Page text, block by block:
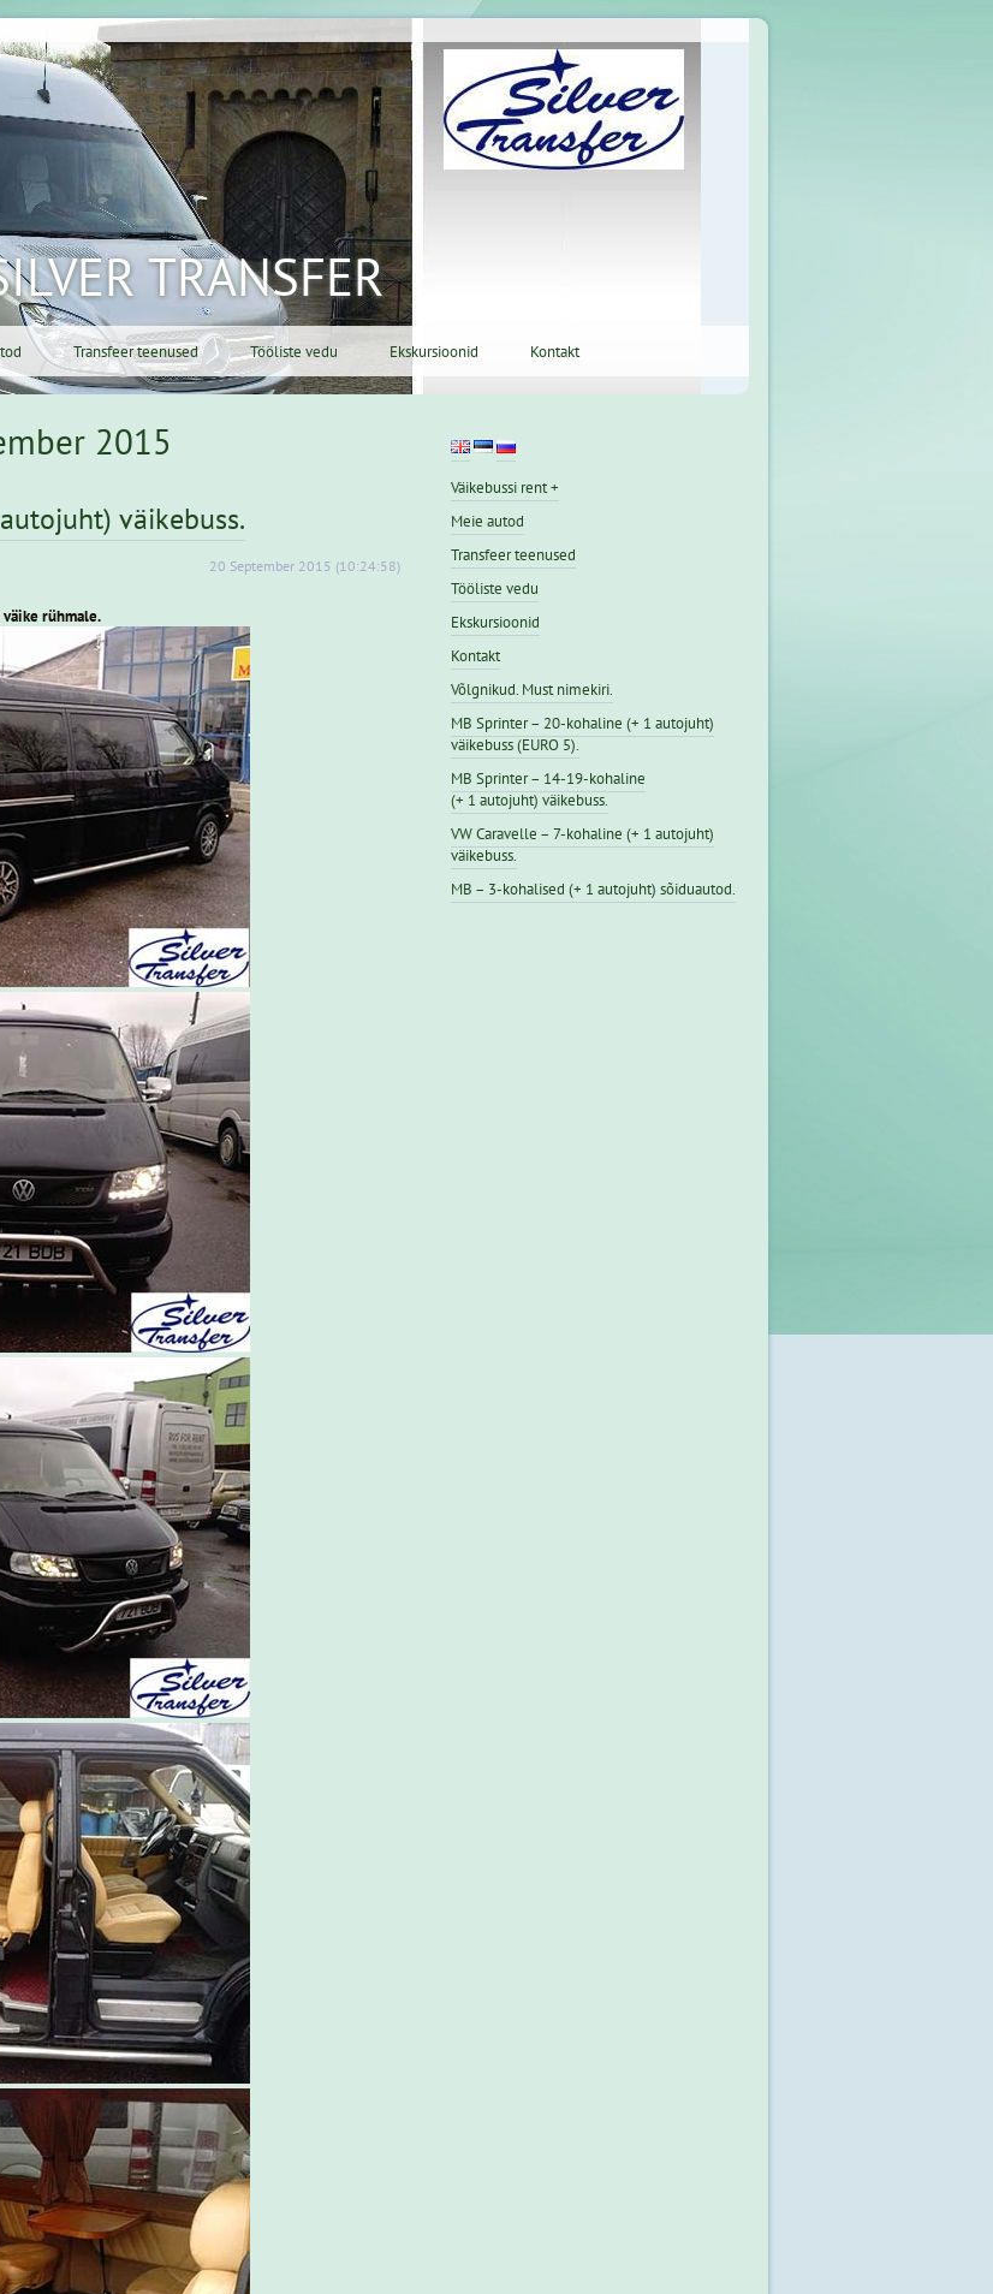
TRANSFER
Transfeer teenused Tööliste vedu Ekskursioonid Kontakt
2015
väikebuss.
20 September 2015 (10:24:58)
väike rühmale.
Väikebussi rent +
Meie autod
Transfeer teenused
Tööliste vedu
Ekskursioonid
Kontakt
Võlgnikud. Must nimekiri.
MB Sprinter – 20-kohaline (+ 1 autojuht)
väikebuss (EURO 5).
MB Sprinter – 14-19-kohaline
(+ 1 autojuht) väikebuss.
VW Caravelle – 7-kohaline (+ 1 autojuht)
väikebuss.
MB – 3-kohalised (+ 1 autojuht) sõiduautod.